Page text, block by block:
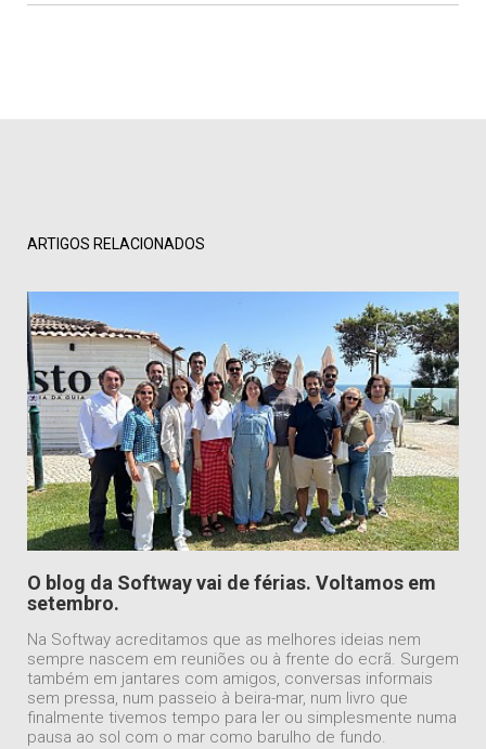
ARTIGOS RELACIONADOS
O blog da Softway vai de férias. Voltamos em
setembro.
Na Softway acreditamos que as melhores ideias nem
sempre nascem em reuniões ou à frente do ecrã. Surgem
também em jantares com amigos, conversas informais
sem pressa, num passeio à beira-mar, num livro que
finalmente tivemos tempo para ler ou simplesmente numa
pausa ao sol com o mar como barulho de fundo.